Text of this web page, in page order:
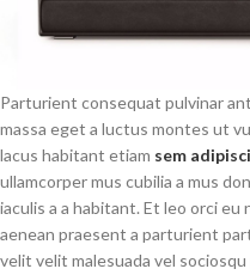
Parturient consequat pulvinar
massa eget a luctus montes ut
lacus habitant etiam sem
ullamcorper mus cubilia a mus
iaculis a a habitant. Et leo orci
aenean praesent a parturient
velit velit malesuada vel